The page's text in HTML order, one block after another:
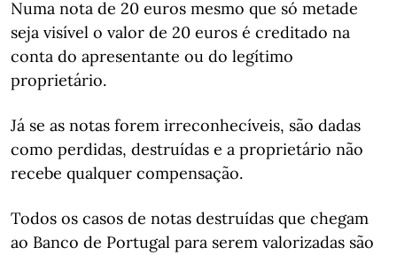
Numa nota de 20 euros mesmo que só metade
seja visível o valor de 20 euros é creditado na
conta do apresentante ou do legítimo
proprietário.
Já se as notas forem irreconhecíveis, são dadas
como perdidas, destruídas e a proprietário não
recebe qualquer compensação.
Todos os casos de notas destruídas que chegam
ao Banco de Portugal para serem valorizadas são